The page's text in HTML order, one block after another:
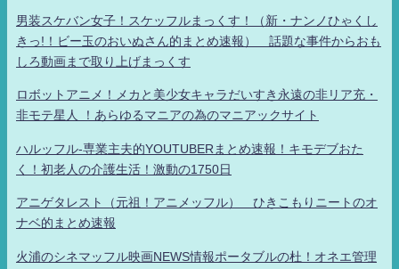
男装スケバン女子！スケッフルまっくす！（新・ナンノひゃくし
きっ!！ビー玉のおいぬさん的まとめ速報） 話題な事件からおも
しろ動画まで取り上げまっくす
ロボットアニメ！メカと美少女キャラだいすき永遠の非リア充・
非モテ星人 ！あらゆるマニアの為のマニアックサイト
ハルッフル-専業主夫的YOUTUBERまとめ速報！キモデブおた
く！初老人の介護生活！激動の1750日
アニゲタレスト（元祖！アニメッフル） ひきこもりニートのオ
ナベ的まとめ速報
火浦のシネマッフル映画NEWS情報ポータブルの杜！オネエ管理